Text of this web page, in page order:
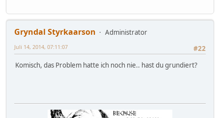
Gryndal Styrkaarson
Administrator
#22
Juli 14, 2014, 07:11:07
Komisch, das Problem hatte ich noch nie.. hast du grundiert?